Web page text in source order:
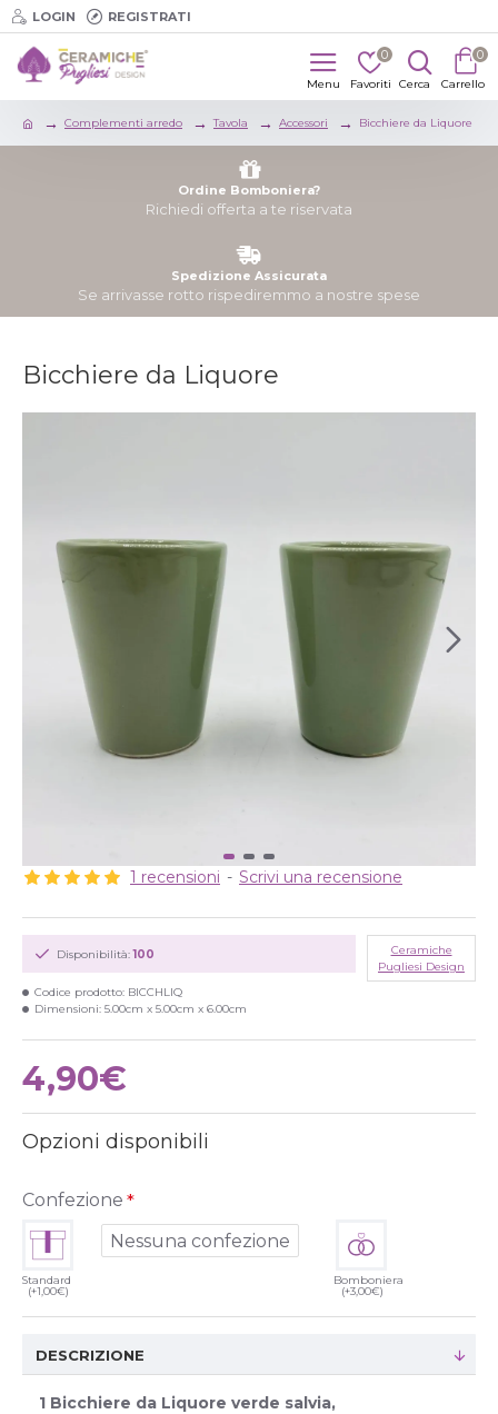
LOGIN REGISTRATI
0 0
Complementi arredo Tavola Accessori Bicchiere da Liquore
Ordine Bomboniera?
Richiedi offerta a te riservata
Spedizione Assicurata
Se arrivasse rotto rispediremmo a nostre spese
Bicchiere da Liquore
1 recensioni - Scrivi una recensione
4,90€
Disponibilità: 100
Codice prodotto: BICCHLIQ
Dimensioni: 5.00cm x 5.00cm x 6.00cm
Ceramiche
Pugliesi Design
Opzioni disponibili
Confezione
Standard
(+1,00€)
Nessuna confezione
Bomboniera
(+3,00€)
DESCRIZIONE
1 Bicchiere da Liquore verde salvia,